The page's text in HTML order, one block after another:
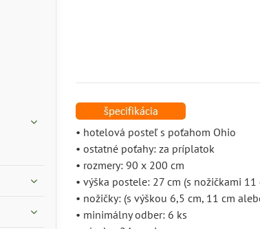
• hotelová posteľ s poťahom Ohio
• ostatné poťahy: za príplatok
• rozmery: 90 x 200 cm
• výška postele: 27 cm (s nožičkami 11
• nožičky: (s výškou 6,5 cm, 11 cm
• minimálny odber: 6 ks